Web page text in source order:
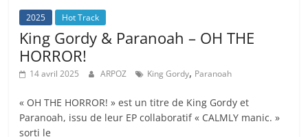
2025 Hot Track
King Gordy & Paranoah – OH THE
HORROR!
14 avril 2025 ARPOZ King Gordy, Paranoah
« OH THE HORROR! » est un titre de King Gordy et
Paranoah, issu de leur EP collaboratif « CALMLY manic. »
sorti le